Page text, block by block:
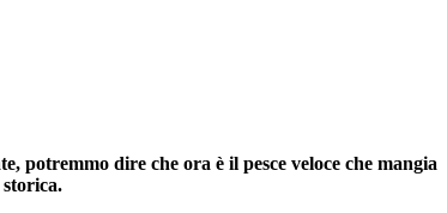
potremmo dire che ora è il pesce veloce che mangia